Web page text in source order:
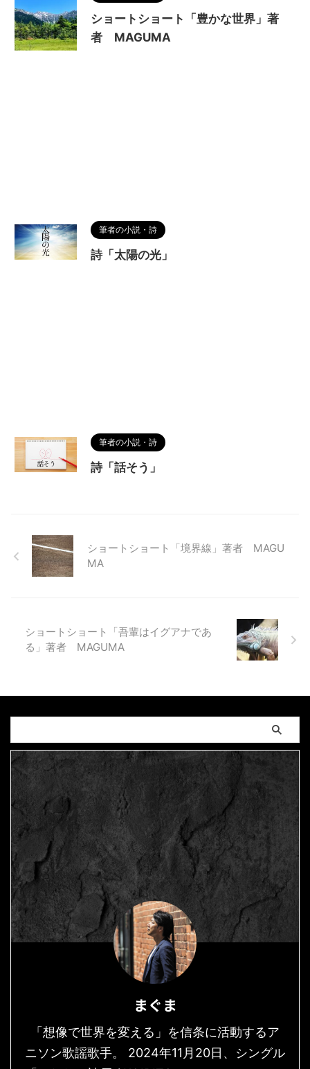
ショートショート「豊かな世界」著
者 MAGUMA
筆者の小説・詩
詩「太陽の光」
筆者の小説・詩
詩「話そう」
ショートショート「境界線」著者 MAGU
MA
ショートショート「吾輩はイグアナであ
る」著者 MAGUMA
まぐま
「想像で世界を変える」を信条に活動するア
ニソン歌謡歌手。 2024年11月20日、シングル